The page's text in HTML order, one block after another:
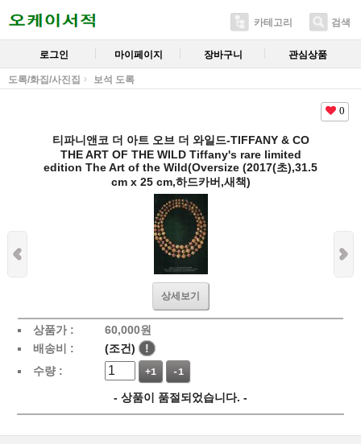
카테고리 검색
로그인 마이페이지 장바구니 관심상품
도록/화집/사진집 보석 도록
0
티파니앤코 더 아트 오브 더 와일드-TIFFANY & CO
THE ART OF THE WILD Tiffany's rare limited
edition The Art of the Wild(Oversize (2017(초),31.5
cm x 25 cm,하드카버,새책)
상세보기
상품가 : 60,000원
배송비 :
(조건)
!
수량 :
+1 -1
- 상품이 품절되었습니다. -